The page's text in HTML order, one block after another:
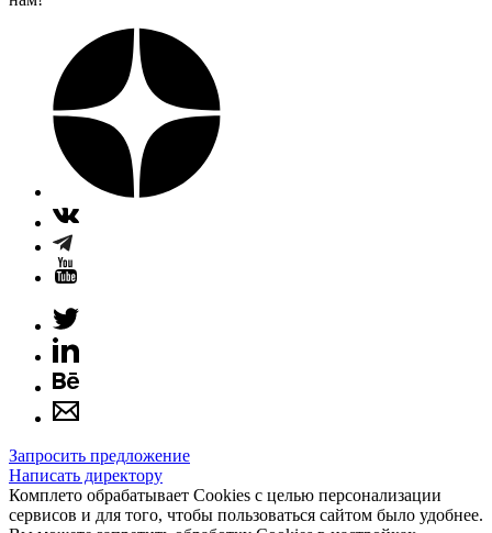
Запросить предложение
Написать директору
Комплето обрабатывает Cookies с целью персонализации
сервисов и для того, чтобы пользоваться сайтом было удобнее.